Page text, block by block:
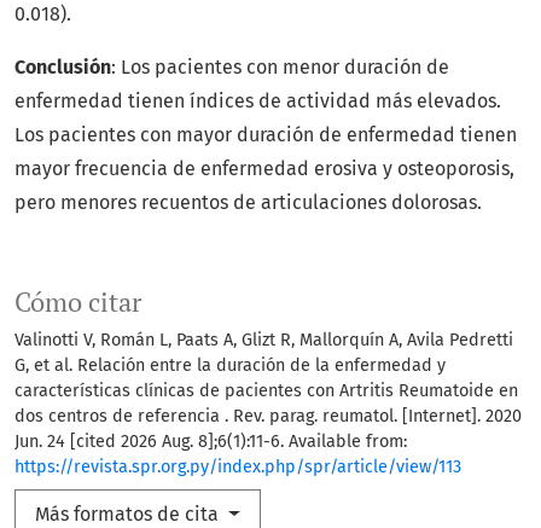
Cómo citar
Valinotti V, Román L, Paats A, Glizt R, Mallorquín A, Avila Pedretti
G, et al. Relación entre la duración de la enfermedad y
características clínicas de pacientes con Artritis Reumatoide en
dos centros de referencia . Rev. parag. reumatol. [Internet]. 2020
Jun. 24 [cited 2026 Aug. 8];6(1):11-6. Available from:
https://revista.spr.org.py/index.php/spr/article/view/113
Más formatos de cita
0.018).
Conclusión: Los pacientes con menor duración de
enfermedad tienen índices de actividad más elevados.
Los pacientes con mayor duración de enfermedad tienen
mayor frecuencia de enfermedad erosiva y osteoporosis,
pero menores recuentos de articulaciones dolorosas.